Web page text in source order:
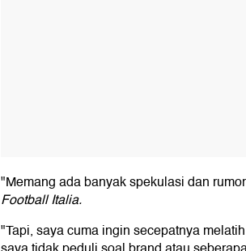
"Memang ada banyak spekulasi dan
Football Italia.
"Tapi, saya cuma ingin secepatnya